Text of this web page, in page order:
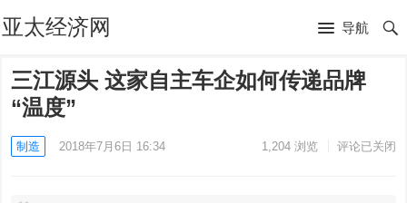
亚太经济网 导航
三江源头 这家自主车企如何传递品牌
“温度”
制造 2018年7月6日 16:34 1,204浏览 评论已关闭